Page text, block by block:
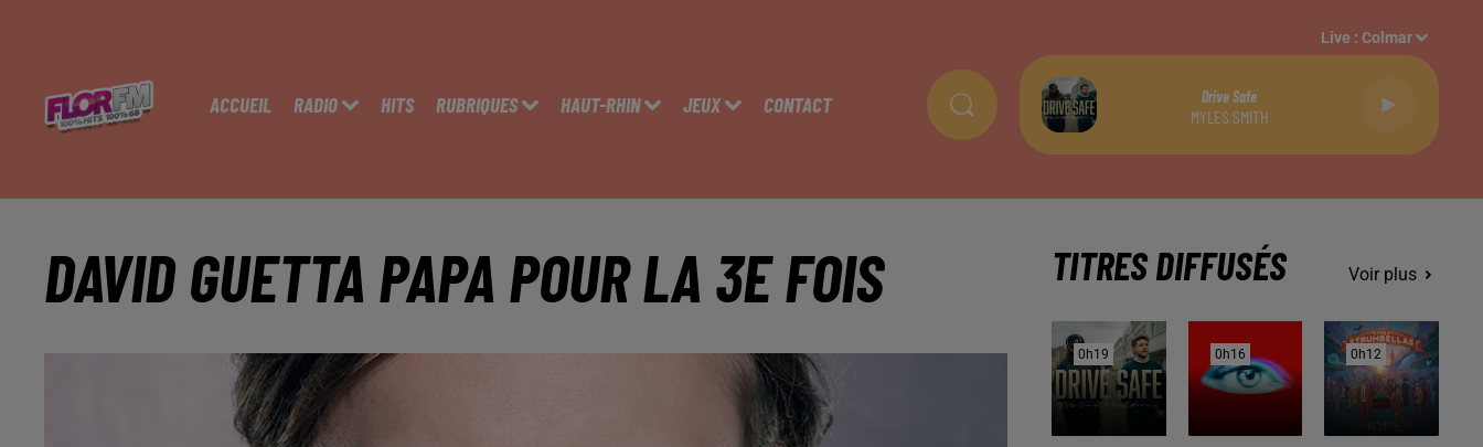
ACCUEIL RADIO HITS RUBRIQUES HAUT-RHIN JEUX CONTACT
Live :Colmar
Drive Safe
MYLES SMITH
DAVID GUETTA PAPA POUR LA 3E FOIS TITRES DIFFUSÉS Voir plus
0h19
0h19 0h16
0h16 0h12
0h12